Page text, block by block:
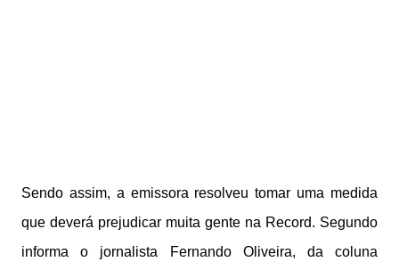
Sendo assim, a emissora resolveu tomar uma medida
que deverá prejudicar muita gente na Record. Segundo
informa o jornalista Fernando Oliveira, da coluna